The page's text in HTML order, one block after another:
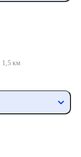
1,5 км